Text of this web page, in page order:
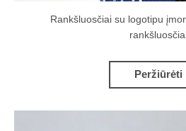
Rankšluosčiai su logotipu
Peržiūrėti